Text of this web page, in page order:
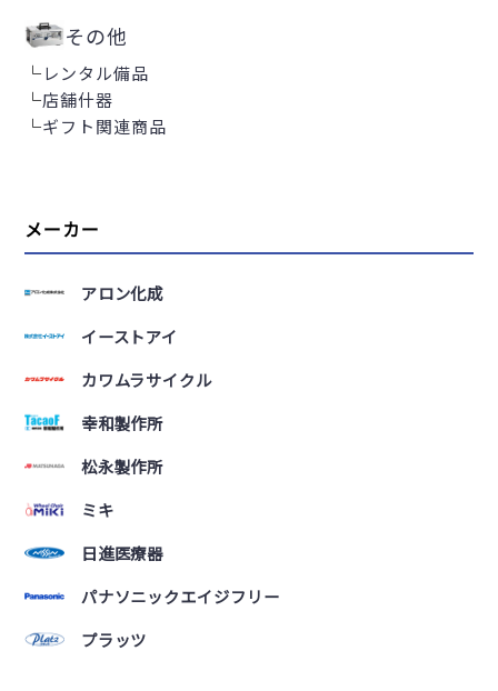
その他
└レンタル備品
└店舗什器
└ギフト関連商品
メーカー
アロン化成
イーストアイ
カワムラサイクル
幸和製作所
松永製作所
ミキ
日進医療器
パナソニックエイジフリー
プラッツ